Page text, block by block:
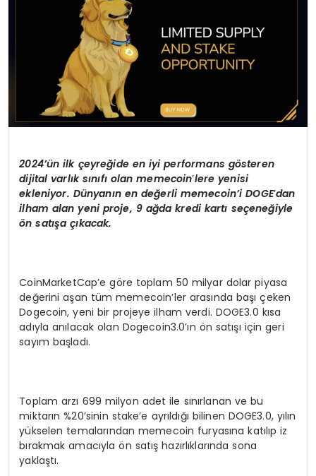
2024’ün ilk çeyreğide en iyi performans gösteren
dijital varlık sınıfı olan memecoin’lere yenisi
ekleniyor. Dünyanın en değerli memecoin’i DOGE’dan
ilham alan yeni proje, 9 ağda kredi kartı seçeneğiyle
ön satışa çıkacak.
CoinMarketCap’e göre toplam 50 milyar dolar piyasa
değerini aşan tüm memecoin’ler arasında başı çeken
Dogecoin, yeni bir projeye ilham verdi. DOGE3.0 kısa
adıyla anılacak olan Dogecoin3.0’ın ön satışı için geri
sayım başladı.
Toplam arzı 699 milyon adet ile sınırlanan ve bu
miktarın %20’sinin stake’e ayrıldığı bilinen DOGE3.0, yılın
yükselen temalarından memecoin furyasına katılıp iz
bırakmak amacıyla ön satış hazırlıklarında sona
yaklaştı.